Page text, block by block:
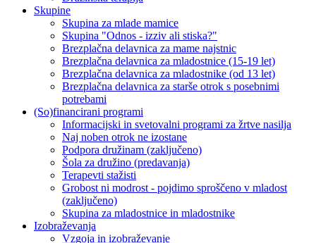
Skupine
Skupina za mlade mamice
Skupina "Odnos - izziv ali stiska?"
Brezplačna delavnica za mame najstnic
Brezplačna delavnica za mladostnice (15-19 let)
Brezplačna delavnica za mladostnike (od 13 let)
Brezplačna delavnica za starše otrok s posebnimi
potrebami
(So)financirani programi
Informacijski in svetovalni programi za žrtve nasilja
Naj noben otrok ne izostane
Podpora družinam (zaključeno)
Šola za družino (predavanja)
Terapevti stažisti
Grobost ni modrost - pojdimo sproščeno v mladost
(zaključeno)
Skupina za mladostnice in mladostnike
Izobraževanja
Vzgoja in izobraževanje